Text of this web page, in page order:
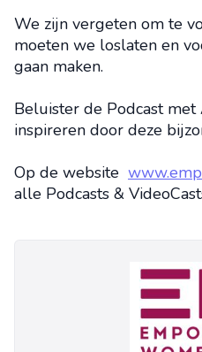
We zijn vergeten om te
moeten we loslaten en
gaan maken.
Beluister de Podcast
inspireren door deze
Op de website
alle Podcasts &